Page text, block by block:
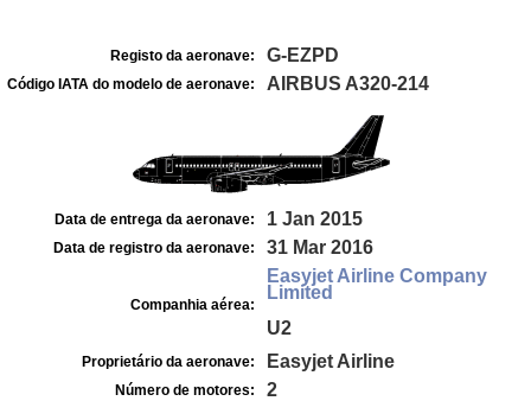
Registo da aeronave: G-EZPD
Código IATA do modelo de aeronave: AIRBUS A320-214
Data de entrega da aeronave: 1 Jan 2015
Data de registro da aeronave: 31 Mar 2016
Companhia aérea:
Easyjet Airline Company
Limited
U2
Proprietário da aeronave: Easyjet Airline
Número de motores: 2